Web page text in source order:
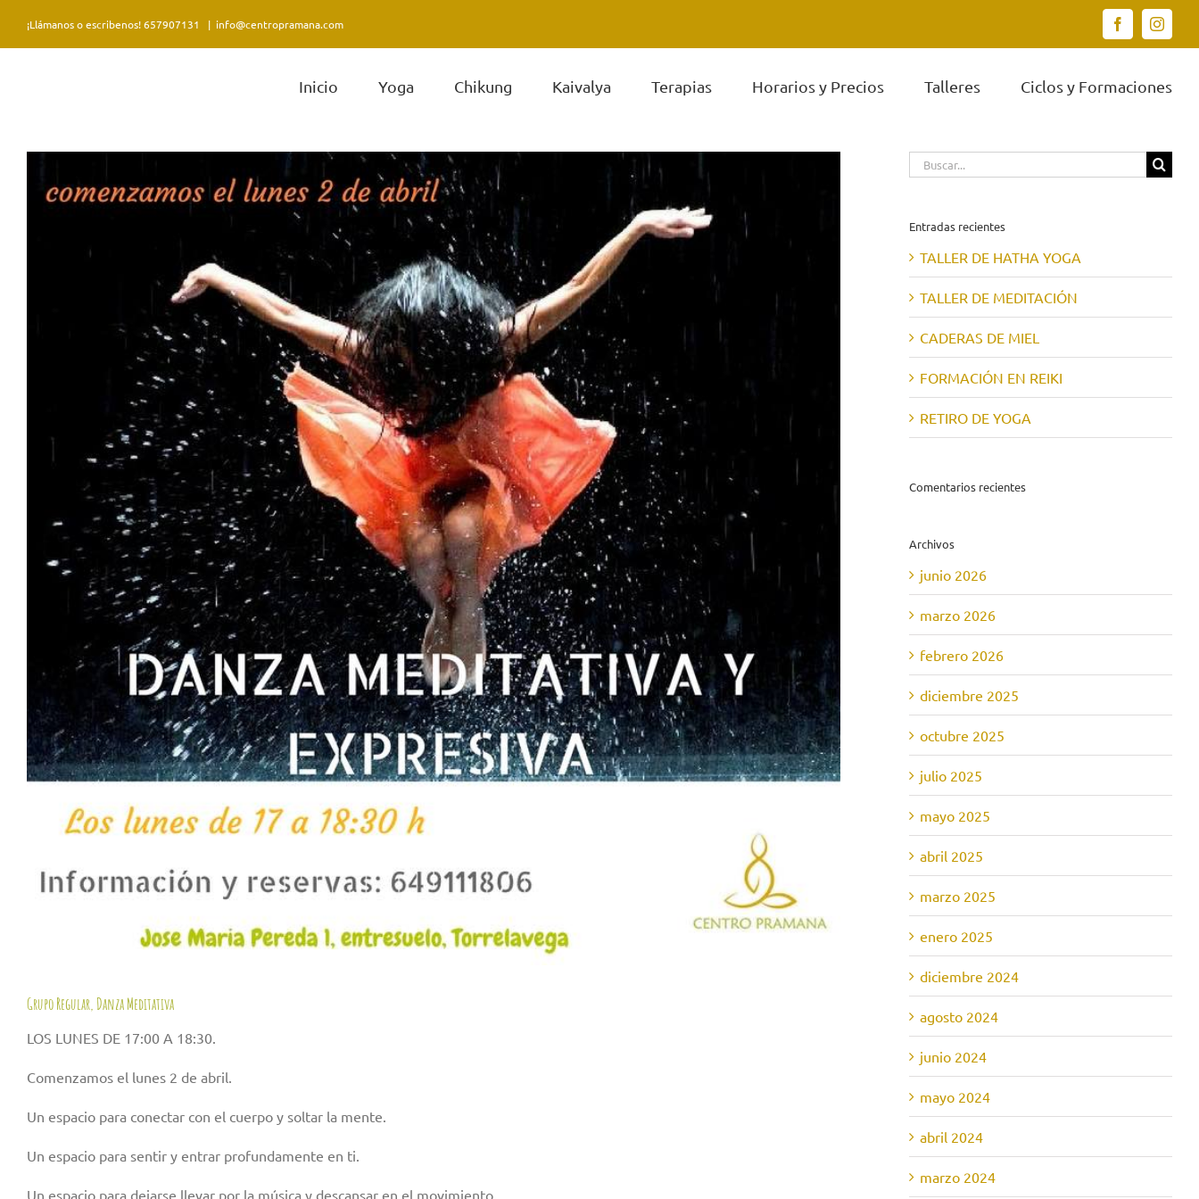
contenido
¡Llámanos o escribenos! 657907131 | info@centropramana.com Facebook
Inicio Yoga Chikung Kaivalya Terapias Horarios y Precios Talleres Ciclos y Formaciones
imagen
más
Grupo Regular, Danza Meditativa
LOS LUNES DE 17:00 A 18:30.
Comenzamos el lunes 2 de abril.
Un espacio para conectar con el cuerpo y soltar la mente.
Un espacio para sentir y entrar profundamente en ti.
Un espacio para dejarse llevar por la música y descansar en el movimiento.
Buscar:
Entradas recientes
TALLER DE HATHA YOGA
TALLER DE MEDITACIÓN
CADERAS DE MIEL
FORMACIÓN EN REIKI
RETIRO DE YOGA
Comentarios recientes
Archivos
junio 2026
marzo 2026
febrero 2026
diciembre 2025
octubre 2025
julio 2025
mayo 2025
abril 2025
marzo 2025
enero 2025
diciembre 2024
agosto 2024
junio 2024
mayo 2024
abril 2024
marzo 2024